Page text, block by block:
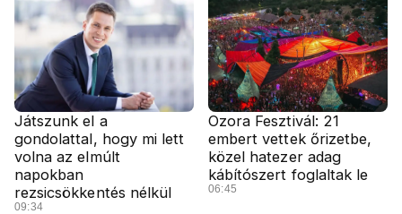
Játszunk el a
gondolattal, hogy mi lett
volna az elmúlt
napokban
rezsicsökkentés nélkül
09:34
Ozora Fesztivál: 21
embert vettek őrizetbe,
közel hatezer adag
kábítószert foglaltak le
06:45